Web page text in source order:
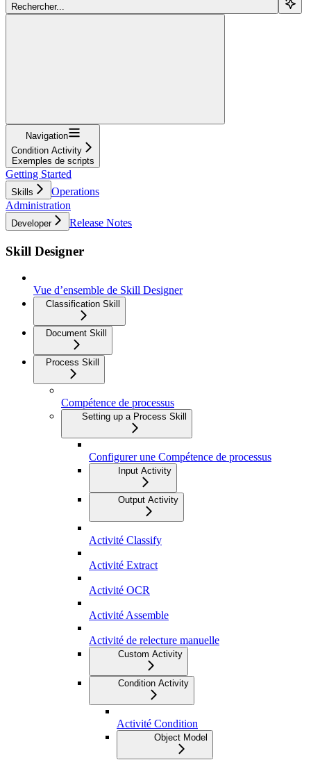
Rechercher...
Navigation
Condition Activity
Exemples de scripts
Getting Started
Skills
Operations
Administration
Developer Release Notes
Skill Designer
Vue d’ensemble de Skill Designer
Classification Skill
Document Skill
Process Skill
Compétence de processus
Setting up a Process Skill
Configurer une Compétence de processus
Input Activity
Output Activity
Activité Classify
Activité Extract
Activité OCR
Activité Assemble
Activité de relecture manuelle
Custom Activity
Condition Activity
Activité Condition
Object Model